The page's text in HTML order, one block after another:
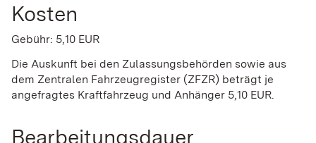
Kosten
Gebühr: 5,10 EUR
Die Auskunft bei den Zulassungsbehörden sowie aus
dem Zentralen Fahrzeugregister (ZFZR) beträgt je
angefragtes Kraftfahrzeug und Anhänger 5,10 EUR.
Bearbeitungsdauer